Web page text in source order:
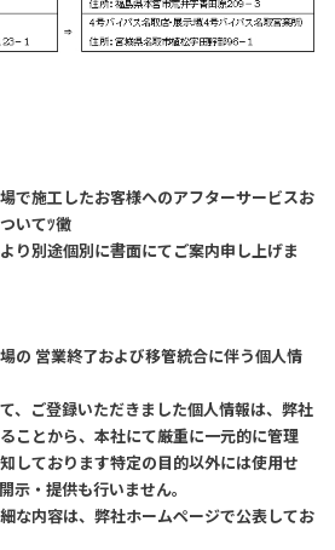
で施工したお客様へのアフターサービスお
いてﾂ黴
り別途個別に書面にてご案内申し上げま
の 営業終了および移管統合に伴う個人情
、ご登録いただきました個人情報は、弊社
ことから、本社にて厳重に一元的に管理
しております特定の目的以外には使用せ
示・提供も行いません。
な内容は、弊社ホームページで公表してお